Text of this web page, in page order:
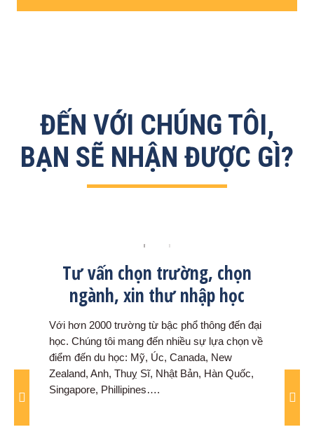
ĐẾN VỚI CHÚNG TÔI,
BẠN SẼ NHẬN ĐƯỢC GÌ?
Tư vấn chọn trường, chọn
ngành, xin thư nhập học
Với hơn 2000 trường từ bậc phổ thông đến đại
học. Chúng tôi mang đến nhiều sự lựa chọn về
điểm đến du học: Mỹ, Úc, Canada, New
Zealand, Anh, Thuỵ Sĩ, Nhật Bản, Hàn Quốc,
Singapore, Phillipines….
chọn